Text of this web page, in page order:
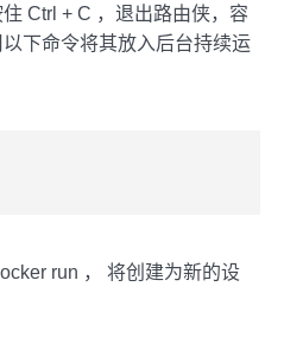
Ctrl + C ，退出路由侠，容
下命令将其放入后台持续运
run ， 将创建为新的设